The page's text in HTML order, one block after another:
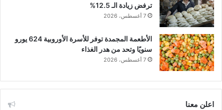
ترفض زيادة الـ 12.5%
7 أغسطس، 2026
الأطعمة المجمدة توفر للأسرة الأوروبية 624 يورو
سنويًا وتحد من هدر الغذاء
7 أغسطس، 2026
اعلن معنا